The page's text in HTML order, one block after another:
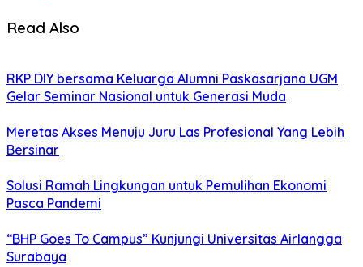
Read Also
RKP DIY bersama Keluarga Alumni Paskasarjana UGM
Gelar Seminar Nasional untuk Generasi Muda
Meretas Akses Menuju Juru Las Profesional Yang Lebih
Bersinar
Solusi Ramah Lingkungan untuk Pemulihan Ekonomi
Pasca Pandemi
“BHP Goes To Campus” Kunjungi Universitas Airlangga
Surabaya